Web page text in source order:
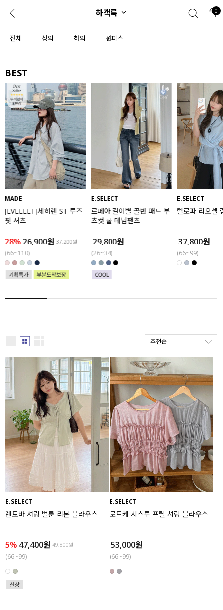
로그인 0
JP
콘텐츠 리뷰 & 혜택 플러스핏 회원혜택
CATEGORY COMMUNITY
도착보장⚡
인플루언서 pick!
신상 5%
베스트
MADE
세트할인 ~30%
하객룩
티셔츠
셔츠
원피스
니트
액티브
아우터
스커트
언더웨어/파자마
코디템
FIT ZOOM
ALL
익스클루시브
아우터
니트
블라우스
액티브웨어
언더웨어
ACC
하객룩 0
전체 상의 하의 원피스
BEST
MADE
[EVELLET]세히렌 ST 루즈
핏 셔츠
28%26,900원 37,200원
(66~110)
E.SELECT
르페아 길이별 골반 패드 부
츠컷 쿨 데님팬츠
29,800원
(26~34)
E.SELECT
텔로파 리오셀
37,800원
(66~99)
추천순
E.SELECT
렌토바 셔링 벌룬 리본 블라우스
5% 47,400원 49,800원
(66~99)
E.SELECT
로트케 시스루 프릴 셔링 블라우스
53,000원
(66~99)